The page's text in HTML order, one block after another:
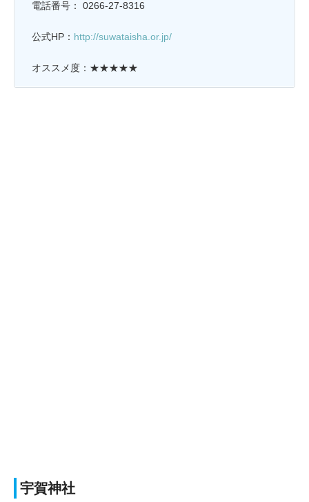
電話番号： 0266-27-8316
公式HP： http://suwataisha.or.jp/
オススメ度：★★★★★
宇賀神社